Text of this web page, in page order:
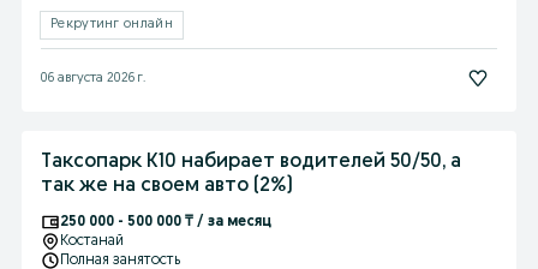
Рекрутинг онлайн
06 августа 2026 г.
Таксопарк К10 набирает водителей 50/50, а
так же на своем авто (2%)
250 000 - 500 000 ₸ / за месяц
Костанай
Полная занятость